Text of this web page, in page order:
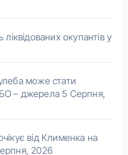
ліквідованих окупантів у
може стати
– джерела 5 Серпня,
від Клименка на
2026